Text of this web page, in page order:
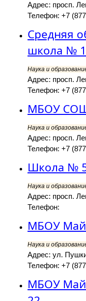
Адрес: просп.
Телефон: +7
Средняя
школа № 1
Наука и
Адрес: просп.
Телефон: +7
МБОУ СОШ
Наука и
Адрес: просп.
Телефон: +7
Школа №
Наука и
Адрес: просп.
Телефон:
МБОУ
Наука и
Адрес: ул.
Телефон: +7
МБОУ